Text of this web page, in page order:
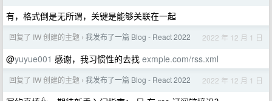
有，格式倒是无所谓，关键是能够关联在一起
回复了 IW 创建的主题 › 我发布了一篇 Blog - React 2022 2022 年 12 月 1 日
@yuyue001 感谢，我习惯性的去找 exmple.com/rss.xml
回复了 IW 创建的主题 › 我发布了一篇 Blog - React 2022 2022 年 12 月 1 日